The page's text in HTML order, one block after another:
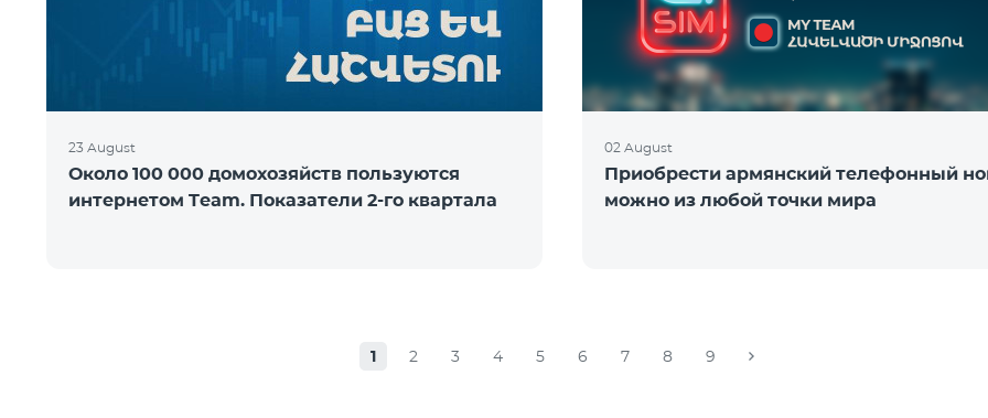
23 August
Около 100 000 домохозяйств пользуются
интернетом Team. Показатели 2-го квартала
02 August
Приобрести армянский телефонный
можно из любой точки мира
1 2 3 4 5 6 7 8 9